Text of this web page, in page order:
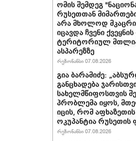
ომის შემდეგ
რუსეთთან
არა მხოლოდ
იცავდა ჩვენი
ტერიტორიულ
ასპარეზზე
რეზონანსი 07.08.2026
გია ბარამიძე:
განცხადება
სახელმწიფოსთვის
პრობლემა იყოს,
იცის, რომ
ოკუპანტია რუსეთის
რეზონანსი 07.08.2026